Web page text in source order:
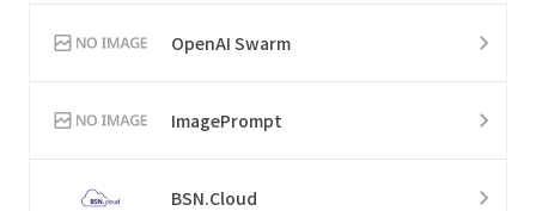
OpenAI Swarm
ImagePrompt
BSN.Cloud